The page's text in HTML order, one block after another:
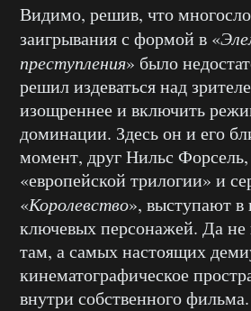
Видимо, решив, что
заигрывания с формой в «
преступления» было
решил издеваться над
изощреннее и включить
доминации. Здесь он и его
момент, друг Нильс Форсель,
«европейской трилогии» и
«Королевство», выступают в
ключевых персонажей. Да не
там, а самых настоящих
кинематографическое
внутри собственного фильма.